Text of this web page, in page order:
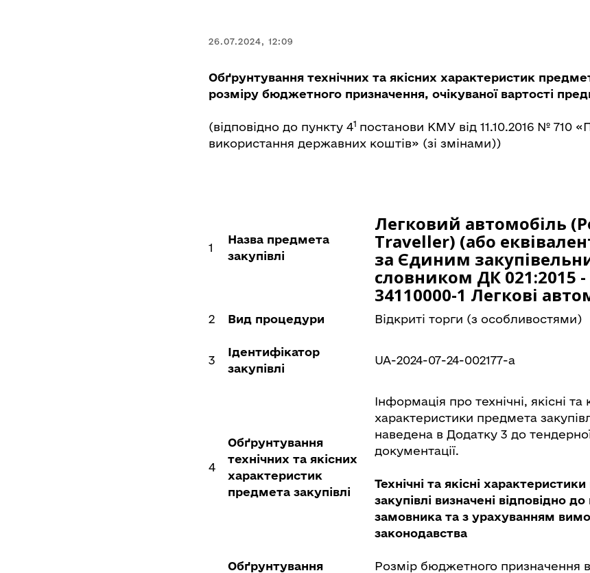
26.07.2024, 12:09
Обґрунтування технічних та якісних характеристик
розміру бюджетного призначення, очікуваної вартості
(відповідно до пункту 41 постанови КМУ від 11.10.2016 № 710
використання державних коштів» (зі змінами))
1
Назва предмета
закупівлі
Легковий автомобіль
Traveller) (або
за Єдиним
словником ДК 021:2015 -
34110000-1 Легкові
2 Вид процедури Відкриті торги (з особливостями)
3
Ідентифікатор
закупівлі
UA-2024-07-24-002177-a
4
Обґрунтування
технічних та якісних
характеристик
предмета закупівлі
Інформація про технічні, якісні та
характеристики предмета
наведена в Додатку 3 до
документації.
Технічні та якісні
закупівлі визначені відповідно
замовника та з урахуванням
законодавства
Обґрунтування
Розмір бюджетного призначення